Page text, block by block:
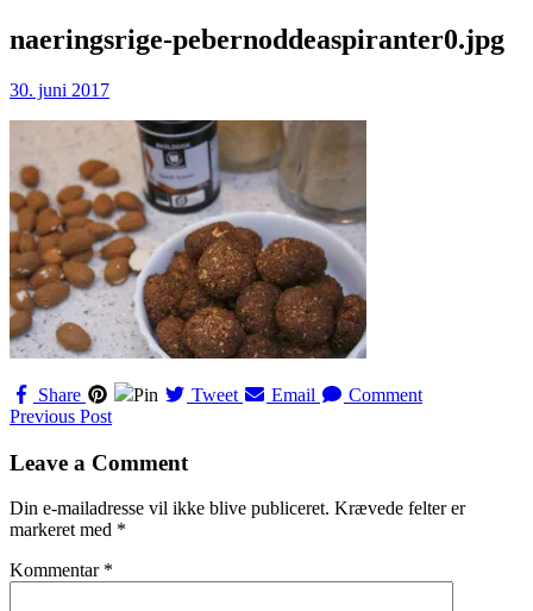
Skip
to
naeringsrige-pebernoddeaspiranter0.jpg
30. juni 2017
Share Pin Tweet Email Comment
Navigation
til
Previous Post
Leave a Comment
Din e-mailadresse vil ikke blive publiceret. Krævede felter er
markeret med *
Kommentar *